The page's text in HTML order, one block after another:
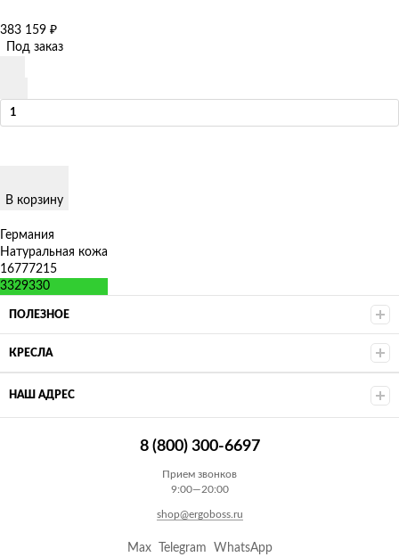
383 159 ₽
Под заказ
В корзину
Германия
Натуральная кожа
16777215
3329330
ПОЛЕЗНОЕ
КРЕСЛА
НАШ АДРЕС
8 (800) 300-6697
Прием звонков
9:00—20:00
shop@ergoboss.ru
Max Telegram WhatsApp